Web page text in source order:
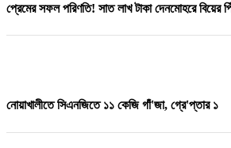
প্রেমের সফল পরিণতি! সাত লাখ টাকা দেনমোহরে বিয়ের
নোয়াখালীতে সিএনজিতে ১১ কেজি গাঁ'জা, গ্রে'প্তার ১